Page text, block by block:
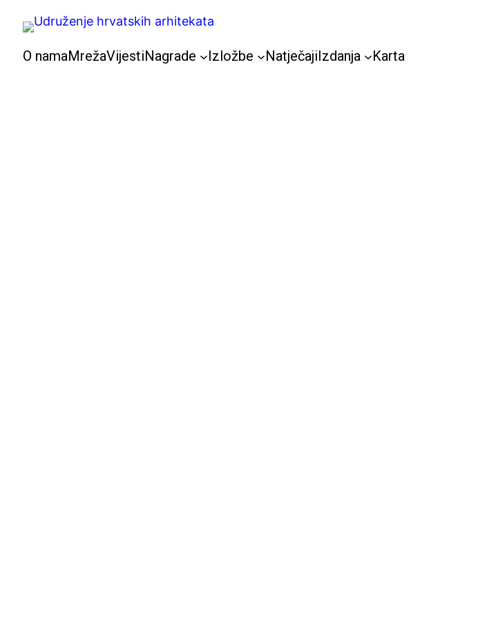
Skoči
sadržaja
O namaMrežaVijestiNagrade Izložbe NatječajiIzdanja Karta